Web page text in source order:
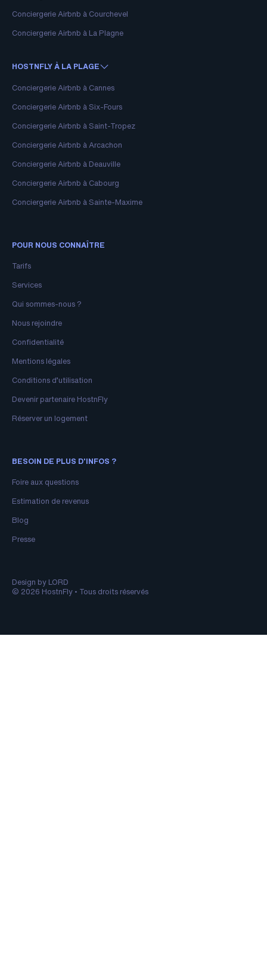
Conciergerie Airbnb à Courchevel
Conciergerie Airbnb à La Plagne
HOSTNFLY À LA PLAGE
Conciergerie Airbnb à Cannes
Conciergerie Airbnb à Six-Fours
Conciergerie Airbnb à Saint-Tropez
Conciergerie Airbnb à Arcachon
Conciergerie Airbnb à Deauville
Conciergerie Airbnb à Cabourg
Conciergerie Airbnb à Sainte-Maxime
POUR NOUS CONNAÎTRE
Tarifs
Services
Qui sommes-nous ?
Nous rejoindre
Confidentialité
Mentions légales
Conditions d’utilisation
Devenir partenaire HostnFly
Réserver un logement
BESOIN DE PLUS D'INFOS ?
Foire aux questions
Estimation de revenus
Blog
Presse
Design by LORD
© 2026 HostnFly • Tous droits réservés